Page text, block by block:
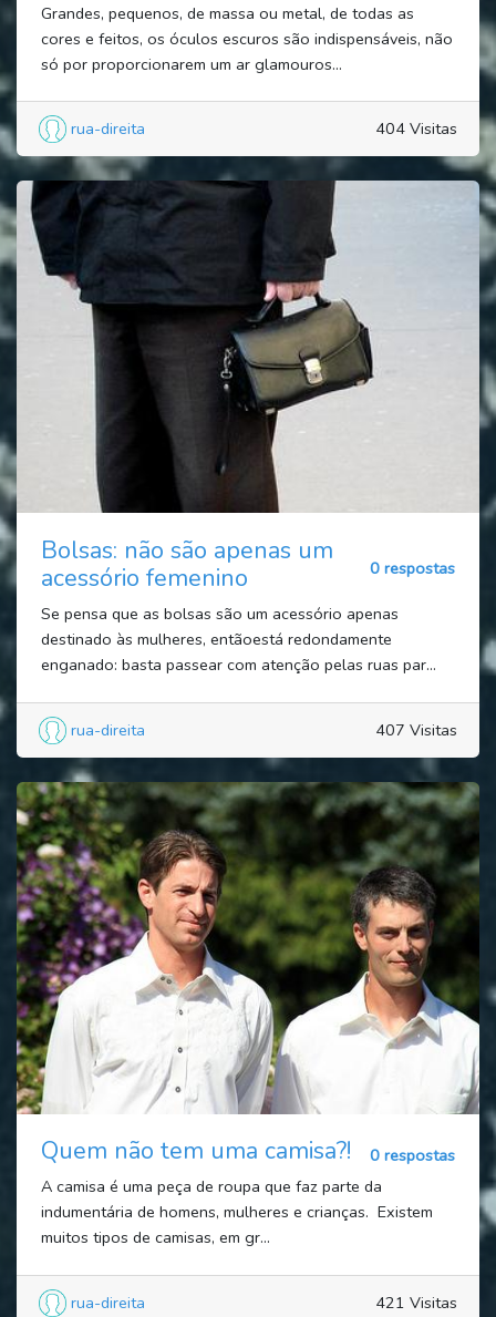
Grandes, pequenos, de massa ou metal, de todas as
cores e feitos, os óculos escuros são indispensáveis, não
só por proporcionarem um ar glamouros...
rua-direita 404 Visitas
Bolsas: não são apenas um
acessório femenino
0 respostas
Se pensa que as bolsas são um acessório apenas
destinado às mulheres, entãoestá redondamente
enganado: basta passear com atenção pelas ruas par...
rua-direita 407 Visitas
Quem não tem uma camisa?!
0 respostas
A camisa é uma peça de roupa que faz parte da
indumentária de homens, mulheres e crianças. Existem
muitos tipos de camisas, em gr...
rua-direita 421 Visitas